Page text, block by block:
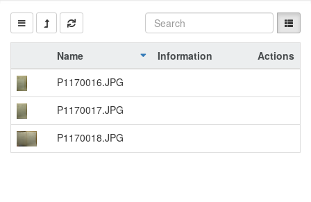
Name Information
Actions
P1170016.JPG
P1170017.JPG
P1170018.JPG